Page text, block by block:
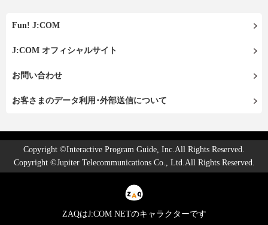
Fun! J:COM
J:COM オフィシャルサイト
お問い合わせ
お客さまのデータ利用･外部送信について
Copyright ©Interactive Program Guide, Inc.All Rights Reserved.
Copyright ©Jupiter Telecommunications Co., Ltd.All Rights Reserved.
ZAQはJ:COM NETのキャラクターです